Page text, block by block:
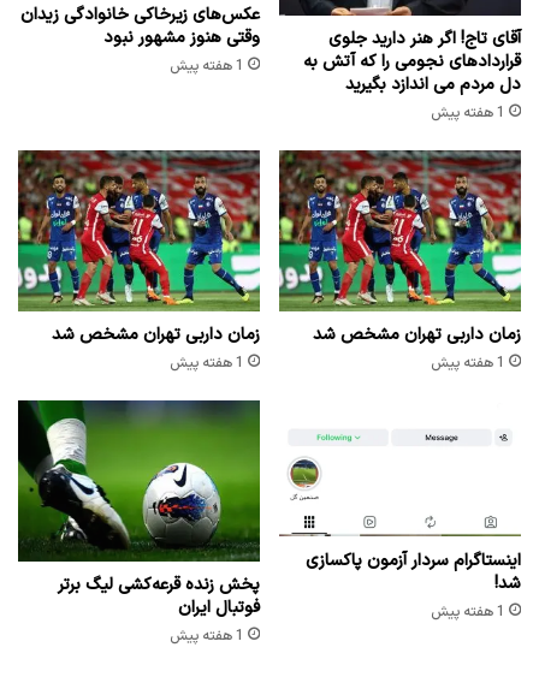
آقای تاج! اگر هنر دارید جلوی
قراردادهای نجومی را که آتش به
دل مردم می اندازد بگیرید
1 هفته پیش
عکس‌های زیرخاکی خانوادگی زیدان
وقتی هنوز مشهور نبود
1 هفته پیش
زمان داربی تهران مشخص شد
1 هفته پیش
زمان داربی تهران مشخص شد
1 هفته پیش
اینستاگرام سردار آزمون پاکسازی
شد!
1 هفته پیش
پخش زنده قرعه‌کشی لیگ برتر
فوتبال ایران
1 هفته پیش